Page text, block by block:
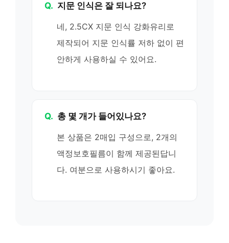
Q. 지문 인식은 잘 되나요?
네, 2.5CX 지문 인식 강화유리로
제작되어 지문 인식률 저하 없이 편
안하게 사용하실 수 있어요.
Q. 총 몇 개가 들어있나요?
본 상품은 2매입 구성으로, 2개의
액정보호필름이 함께 제공된답니
다. 여분으로 사용하시기 좋아요.